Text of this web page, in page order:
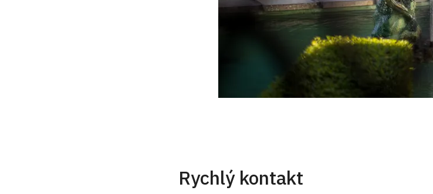
Rychlý kontakt